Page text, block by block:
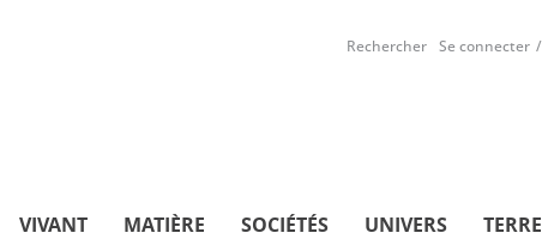
Rechercher Se connecter
VIVANT MATIÈRE SOCIÉTÉS UNIVERS TERRE